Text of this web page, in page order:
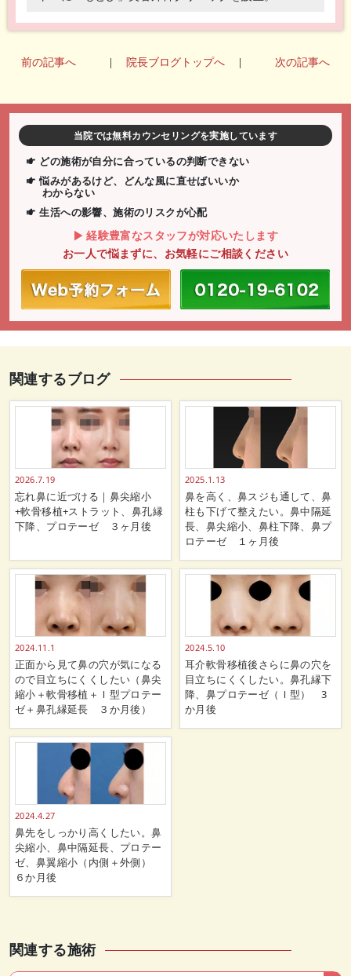
前の記事へ 院長ブログトップへ 次の記事へ
当院では無料カウンセリングを実施しています
どの施術が自分に合っているの判断できない
悩みがあるけど、どんな風に直せばいいか
わからない
生活への影響、施術のリスクが心配
経験豊富なスタッフが対応いたします
お一人で悩まずに、お気軽にご相談ください
関連するブログ
2026.7.19
忘れ鼻に近づける｜鼻尖縮小
+軟骨移植+ストラット、鼻孔縁
下降、プロテーゼ ３ヶ月後
2025.1.13
鼻を高く、鼻スジも通して、鼻
柱も下げて整えたい。鼻中隔延
長、鼻尖縮小、鼻柱下降、鼻プ
ロテーゼ １ヶ月後
2024.11.1
正面から見て鼻の穴が気になる
ので目立ちにくくしたい（鼻尖
縮小＋軟骨移植＋Ｉ型プロテー
ゼ＋鼻孔縁延長 ３か月後）
2024.5.10
耳介軟骨移植後さらに鼻の穴を
目立ちにくくしたい。鼻孔縁下
降、鼻プロテーゼ（Ｉ型） 3
か月後
2024.4.27
鼻先をしっかり高くしたい。鼻
尖縮小、鼻中隔延長、プロテー
ゼ、鼻翼縮小（内側＋外側）
６か月後
関連する施術